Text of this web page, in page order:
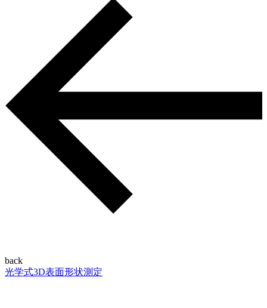
back
光学式3D表面形状測定